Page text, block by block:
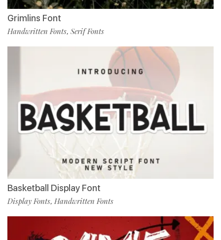
Grimlins Font
Handwritten Fonts, Serif Fonts
Basketball Display Font
Display Fonts, Handwritten Fonts